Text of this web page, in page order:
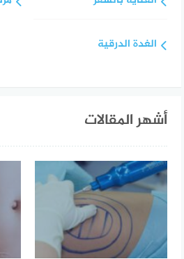
الغدة الدرقية
أشهر المقالات